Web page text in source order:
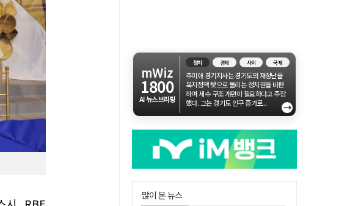
mWiz
1800
AI 뉴스브리핑
정치 경제 사회 국제
추미애 경기지사는 경기도의 재정난을
복지정책 탓으로 돌리는 정치권을 비판
하며 세수 구조 개편이 필요하다고 주장
했다. 그는 경기도 인구 증가로...
→
많이 본 뉴스